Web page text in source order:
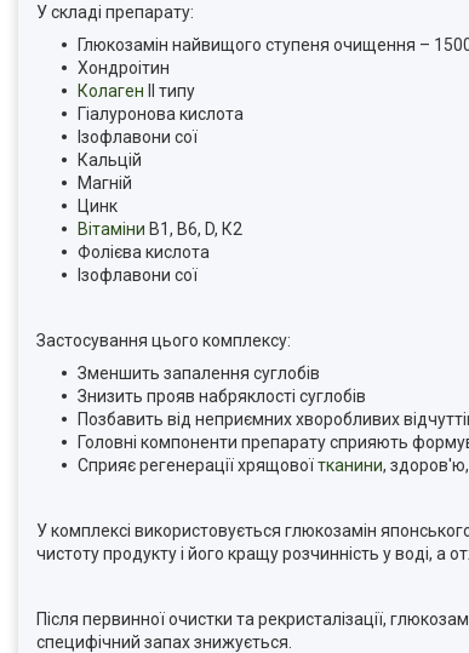
У складі препарату:
Глюкозамін найвищого ступеня очищення –
Хондроітин
Колаген ІІ типу
Гіалуронова кислота
Ізофлавони сої
Кальцій
Магній
Цинк
Вітаміни В1, В6, D, К2
Фолієва кислота
Ізофлавони сої
Застосування цього комплексу:
Зменшить запалення суглобів
Знизить прояв набряклості суглобів
Позбавить від неприємних хворобливих
Головні компоненти препарату сприяють
Сприяє регенерації хрящовоїтканини, здоров'ю,
У комплексі використовується глюкозамін
чистоту продукту і його кращу розчинність у воді, а
Після первинної очистки та рекристалізації,
специфічний запах знижується.